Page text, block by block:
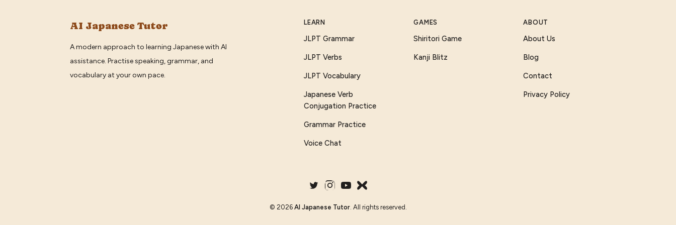
AI Japanese Tutor
A modern approach to learning Japanese with AI
assistance. Practise speaking, grammar, and
vocabulary at your own pace.
LEARN
JLPT Grammar
JLPT Verbs
JLPT Vocabulary
Japanese Verb
Conjugation Practice
Grammar Practice
Voice Chat
GAMES
Shiritori Game
Kanji Blitz
ABOUT
About Us
Blog
Contact
Privacy Policy
© 2026 AI Japanese Tutor. All rights reserved.